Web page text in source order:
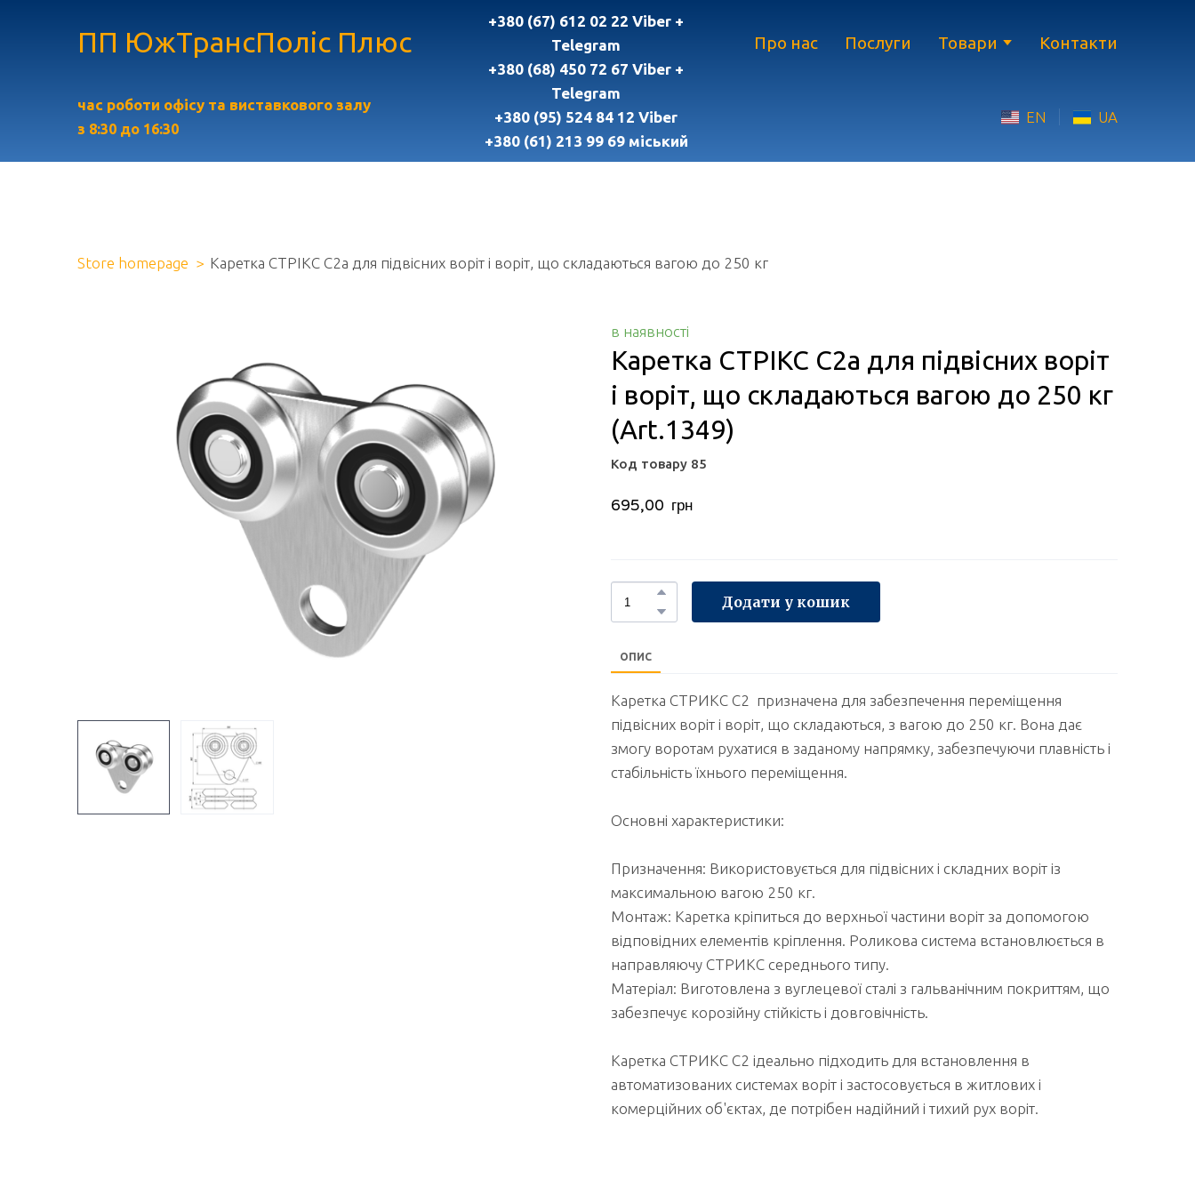
ПП ЮжТрансПоліс Плюс
час роботи офісу та виставкового залу
з 8:30 до 16:30
+380 (67) 612 02 22 Viber +
Telegram
+380 (68) 450 72 67 Viber +
Telegram
+380 (95) 524 84 12 Viber
+380 (61) 213 99 69 міський
Про нас Послуги Товари Контакти
EN UA
Store homepage Каретка СТРІКС С2а для підвісних воріт і воріт, що складаються вагою до 250 кг
в наявності
Каретка СТРІКС С2а для підвісних воріт
і воріт, що складаються вагою до 250 кг
(Art.1349)
Код товару 85
695,00  грн
Додати у кошик
ОПИС
Каретка СТРИКС С2 призначена для забезпечення переміщення
підвісних воріт і воріт, що складаються, з вагою до 250 кг. Вона дає
змогу воротам рухатися в заданому напрямку, забезпечуючи плавність і
стабільність їхнього переміщення.
Основні характеристики:
Призначення: Використовується для підвісних і складних воріт із
максимальною вагою 250 кг.
Монтаж: Каретка кріпиться до верхньої частини воріт за допомогою
відповідних елементів кріплення. Роликова система встановлюється в
направляючу СТРИКС середнього типу.
Матеріал: Виготовлена з вуглецевої сталі з гальванічним покриттям, що
забезпечує корозійну стійкість і довговічність.
Каретка СТРИКС С2 ідеально підходить для встановлення в
автоматизованих системах воріт і застосовується в житлових і
комерційних об'єктах, де потрібен надійний і тихий рух воріт.